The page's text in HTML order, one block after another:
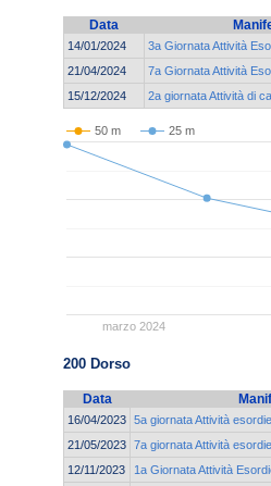
Data
14/01/2024
3a Giornata Attività
21/04/2024
7a Giornata Attività
15/12/2024
2a giornata Attività di
50 m 25 m
marzo 2024
200 Dorso
Data
16/04/2023 5a giornata Attività
21/05/2023 7a giornata Attività
12/11/2023
1a Giornata Attività